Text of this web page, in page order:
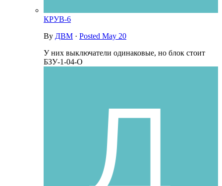
КРУВ-6
By ДВМ · Posted May 20
У них выключатели одинаковые, но блок стоит
БЗУ-1-04-О